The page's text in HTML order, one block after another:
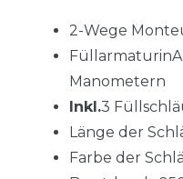
2-Wege
Manometern
Inkl.3
Länge der
Farbe der